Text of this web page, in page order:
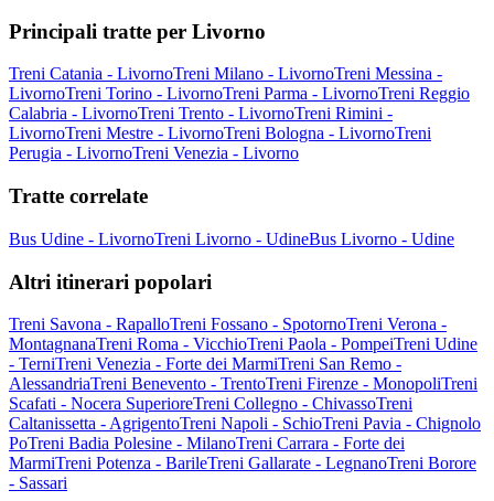
Principali tratte per Livorno
Treni Catania - LivornoTreni Milano - LivornoTreni Messina -
LivornoTreni Torino - LivornoTreni Parma - LivornoTreni Reggio
Calabria - LivornoTreni Trento - LivornoTreni Rimini -
LivornoTreni Mestre - LivornoTreni Bologna - LivornoTreni
Perugia - LivornoTreni Venezia - Livorno
Tratte correlate
Bus Udine - LivornoTreni Livorno - UdineBus Livorno - Udine
Altri itinerari popolari
Treni Savona - RapalloTreni Fossano - SpotornoTreni Verona -
MontagnanaTreni Roma - VicchioTreni Paola - PompeiTreni Udine
- TerniTreni Venezia - Forte dei MarmiTreni San Remo -
AlessandriaTreni Benevento - TrentoTreni Firenze - MonopoliTreni
Scafati - Nocera SuperioreTreni Collegno - ChivassoTreni
Caltanissetta - AgrigentoTreni Napoli - SchioTreni Pavia - Chignolo
PoTreni Badia Polesine - MilanoTreni Carrara - Forte dei
MarmiTreni Potenza - BarileTreni Gallarate - LegnanoTreni Borore
- Sassari